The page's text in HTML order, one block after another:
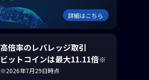
詳細はこちら
高倍率のレバレッジ取引
ビットコインは最大11.11倍※
※2026年7月29日時点